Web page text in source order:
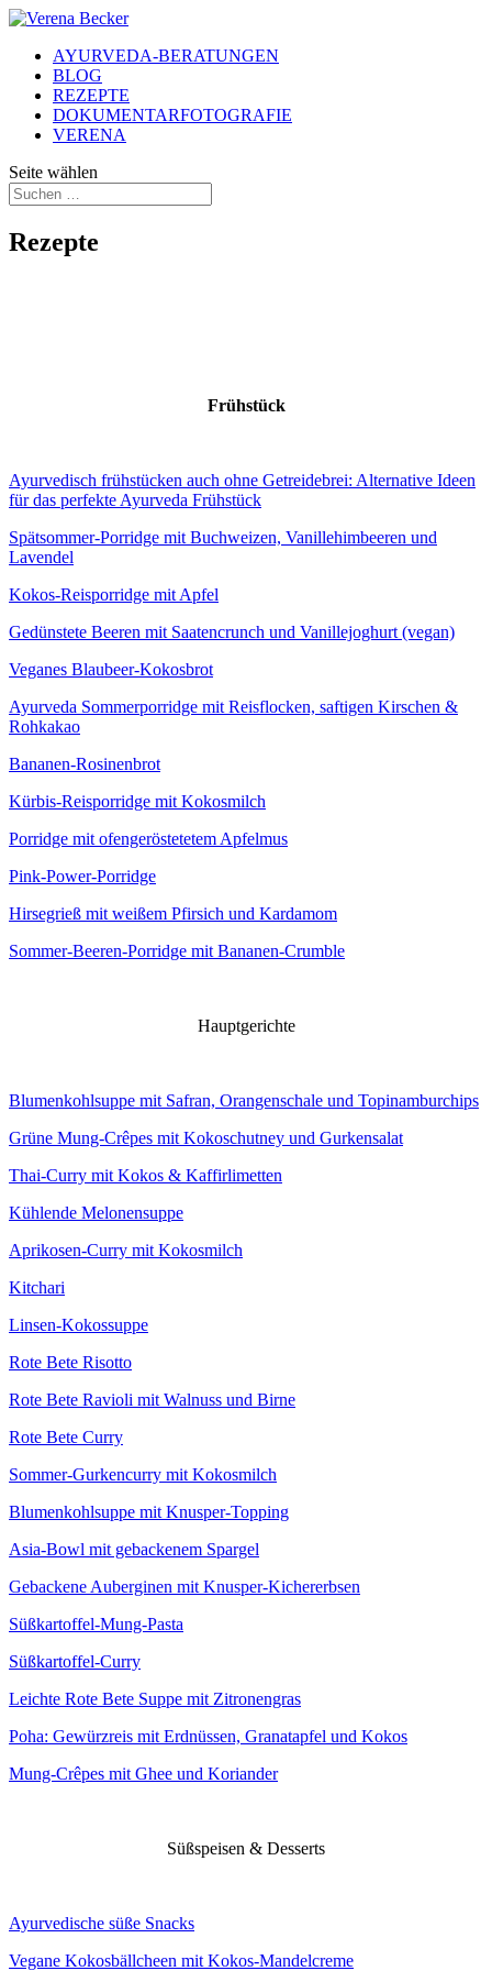
AYURVEDA-BERATUNGEN
BLOG
REZEPTE
DOKUMENTARFOTOGRAFIE
VERENA
Seite wählen
Rezepte
Frühstück
Ayurvedisch frühstücken auch ohne Getreidebrei: Alternative Ideen
für das perfekte Ayurveda Frühstück
Spätsommer-Porridge mit Buchweizen, Vanillehimbeeren und
Lavendel
Kokos-Reisporridge mit Apfel
Gedünstete Beeren mit Saatencrunch und Vanillejoghurt (vegan)
Veganes Blaubeer-Kokosbrot
Ayurveda Sommerporridge mit Reisflocken, saftigen Kirschen &
Rohkakao
Bananen-Rosinenbrot
Kürbis-Reisporridge mit Kokosmilch
Porridge mit ofengeröstetetem Apfelmus
Pink-Power-Porridge
Hirsegrieß mit weißem Pfirsich und Kardamom
Sommer-Beeren-Porridge mit Bananen-Crumble
Hauptgerichte
Blumenkohlsuppe mit Safran, Orangenschale und Topinamburchips
Grüne Mung-Crêpes mit Kokoschutney und Gurkensalat
Thai-Curry mit Kokos & Kaffirlimetten
Kühlende Melonensuppe
Aprikosen-Curry mit Kokosmilch
Kitchari
Linsen-Kokossuppe
Rote Bete Risotto
Rote Bete Ravioli mit Walnuss und Birne
Rote Bete Curry
Sommer-Gurkencurry mit Kokosmilch
Blumenkohlsuppe mit Knusper-Topping
Asia-Bowl mit gebackenem Spargel
Gebackene Auberginen mit Knusper-Kichererbsen
Süßkartoffel-Mung-Pasta
Süßkartoffel-Curry
Leichte Rote Bete Suppe mit Zitronengras
Poha: Gewürzreis mit Erdnüssen, Granatapfel und Kokos
Mung-Crêpes mit Ghee und Koriander
Süßspeisen & Desserts
Ayurvedische süße Snacks
Vegane Kokosbällcheen mit Kokos-Mandelcreme